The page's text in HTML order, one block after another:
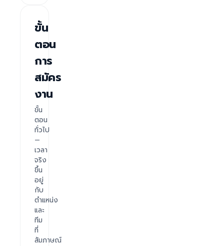
ขั้น
ตอน
การ
สมัคร
งาน
ขั้น
ตอน
ทั่วไป
—
เวลา
จริง
ขึ้น
อยู่
กับ
ตำแหน่ง
และ
ทีม
ที่
สัมภาษณ์